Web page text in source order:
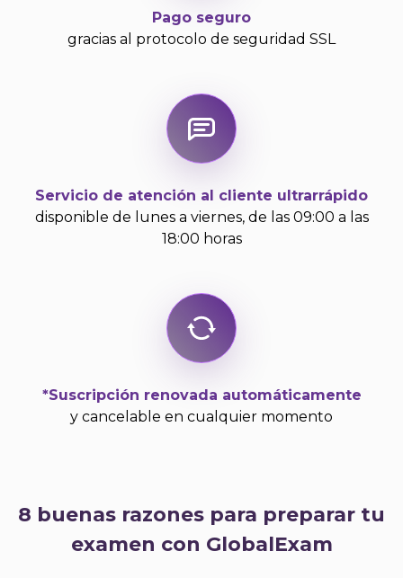
Pago seguro
gracias al protocolo de seguridad SSL
Servicio de atención al cliente ultrarrápido
disponible de lunes a viernes, de las 09:00 a las
18:00 horas
*Suscripción renovada automáticamente
y cancelable en cualquier momento
8 buenas razones para preparar tu
examen con GlobalExam